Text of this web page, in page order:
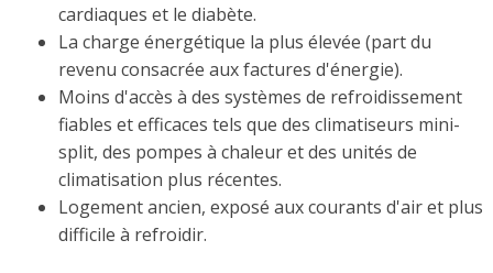
cardiaques et le diabète.
La charge énergétique la plus élevée (part du
revenu consacrée aux factures d'énergie).
Moins d'accès à des systèmes de refroidissement
fiables et efficaces tels que des climatiseurs mini-
split, des pompes à chaleur et des unités de
climatisation plus récentes.
Logement ancien, exposé aux courants d'air et plus
difficile à refroidir.